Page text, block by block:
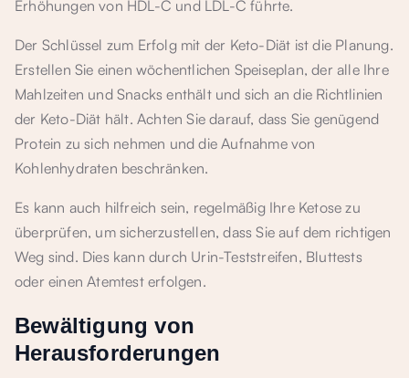
Erhöhungen von HDL-C und LDL-C führte.
Der Schlüssel zum Erfolg mit der Keto-Diät ist die Planung.
Erstellen Sie einen wöchentlichen Speiseplan, der alle Ihre
Mahlzeiten und Snacks enthält und sich an die Richtlinien
der Keto-Diät hält. Achten Sie darauf, dass Sie genügend
Protein zu sich nehmen und die Aufnahme von
Kohlenhydraten beschränken.
Es kann auch hilfreich sein, regelmäßig Ihre Ketose zu
überprüfen, um sicherzustellen, dass Sie auf dem richtigen
Weg sind. Dies kann durch Urin-Teststreifen, Bluttests
oder einen Atemtest erfolgen.
Bewältigung von
Herausforderungen